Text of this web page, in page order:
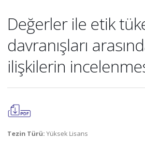
Değerler ile etik
davranışları
ilişkilerin
Tezin Türü: Yüksek Lisans